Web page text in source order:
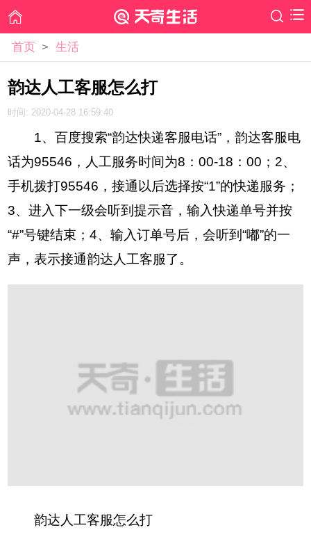
首页 > 生活
韵达人工客服怎么打
时间: 2020-04-28 16:59:40
1、百度搜索“韵达快递客服电话”，韵达客服电
话为95546，人工服务时间为8：00-18：00；2、
手机拨打95546，接通以后选择按“1”的快递服务；
3、进入下一级会听到提示音，输入快递单号并按
“#”号键结束；4、输入订单号后，会听到“嘟”的一
声，表示接通韵达人工客服了。
韵达人工客服怎么打